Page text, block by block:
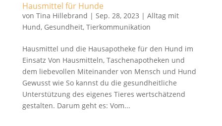
Hausmittel für Hunde
von Tina Hillebrand | Sep. 28, 2023 | Alltag mit
Hund, Gesundheit, Tierkommunikation
Hausmittel und die Hausapotheke für den Hund im
Einsatz Von Hausmitteln, Taschenapotheken und
dem liebevollen Miteinander von Mensch und Hund
Gewusst wie So kannst du die gesundheitliche
Unterstützung des eigenes Tieres wertschätzend
gestalten. Darum geht es: Vom...